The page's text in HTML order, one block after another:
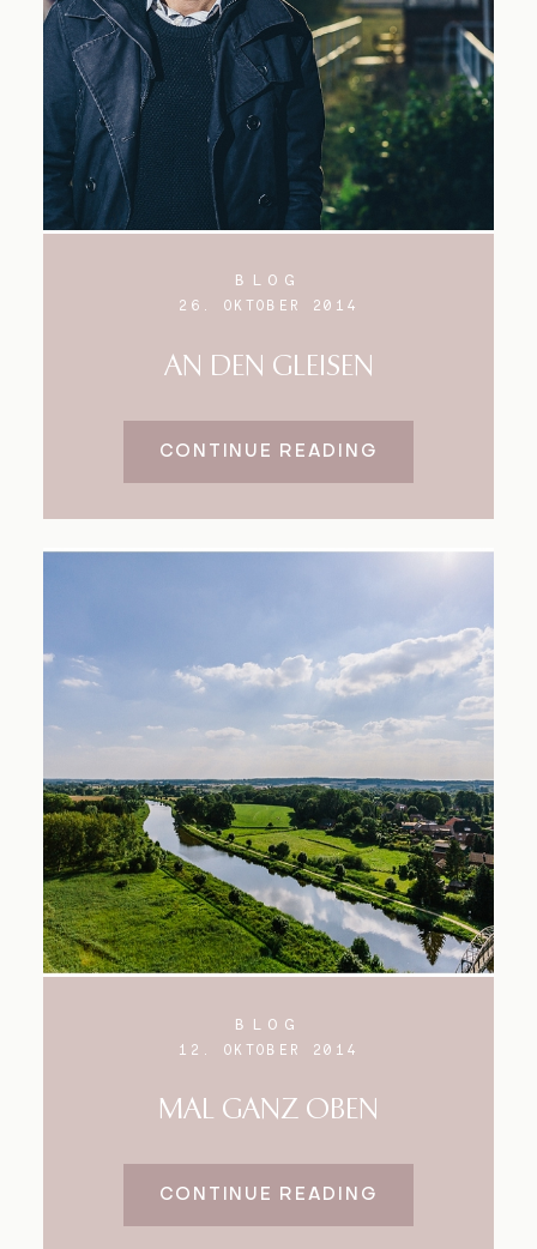
BLOG
26. OKTOBER 2014
AN DEN GLEISEN
CONTINUE READING
BLOG
12. OKTOBER 2014
MAL GANZ OBEN
CONTINUE READING